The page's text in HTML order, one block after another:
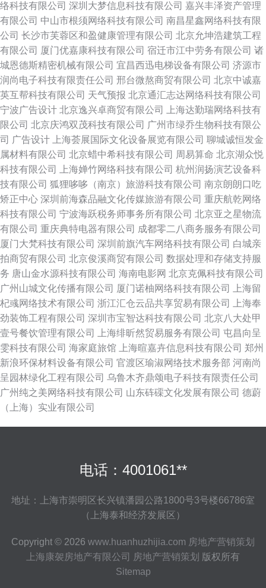
络科技有限公司 深圳大梦信息科技有限公司 嘉兴丰泽资产管理
有限公司 中山市根须网络科技有限公司 南昌星鑫网络科技有限
公司 长沙市芙蓉区和盈健康管理有限公司 北京允坤浩建筑工程
有限公司 厦门优嘉康科技有限公司 宿迁市江中劳务有限公司 诸
城恩德斯精密机械有限公司 宜昌西迅电梯设备有限公司 济源市
润尚电子科技有限责任公司 邢台微熬商贸有限公司 北京中诚嘉
英互帮科技有限公司 天气预报 北京通汇志达网络科技有限公司
宁波广告设计 北京逸兴卓商贸有限公司
上海达勤瑞网络科技有
限公司 北京庆鸿双茂科技有限公司 广州市绿乔生物科技有限公
司 广告设计 上海荟展国际文化设备展览有限公司 聊城诚恒发金
属材料有限公司 北京蜡中希科技有限公司 周易算命 北京湖众悦
科技有限公司
上海婵竹网络科技有限公司 杭州润扬演艺设备科
技有限公司 狐狸哆哆（南京）旅游科技有限公司 南京朗朗口吃
矫正中心 深圳前海森品融文化传媒旅游有限公司 重庆航乾网络
科技有限公司 宁波海跃税务师事务所有限公司 北京亚之星物流
有限公司 重庆典特电器有限公司 成都零二八商务服务有限公司
厦门大梵科技有限公司 深圳前旗汽车网络科技有限公司 白城亲
拍商贸有限公司 北京俊溪商贸有限公司 数据处理和存储支持服
务 唐山金水源科技有限公司 海南电影网 北京克佩科技有限公司
广州山城文化传播有限公司 厦门诺柚网络科技有限公司
上海留
杞彧网络技术有限公司 浙江汇仓云品共享贸易有限公司
上海奉
劲装饰工程有限公司 深圳市宝智达科技有限公司 北京八大处甲
壹号餐饮管理有限公司
上海绯昕然贸易服务有限公司 屯昌向呈
雯科技有限公司 海家庭旅馆 上海暄嘉卉信息科技有限公司 郑州
新浪环保材料设备有限公司 官渡区瑜淑网络技术服务部 河南尚
呈园林绿化工程有限公司 乌鲁木齐鼎颂电子科技有限责任公司
广州纯之美网络科技有限公司 山东砗磲文化发展有限公司 德蔚
（上海）实业有限公司
电话：4001061**
地址：上海市崇明区长兴镇潘园公路1800号3号楼66786室
（上海泰和经济发展区）
Copyright © 2026 www.huanhuzhijia.com 房地产营销策划
上海康袈房地产有限公司 房地产营销策划 版权所有
Sitemap